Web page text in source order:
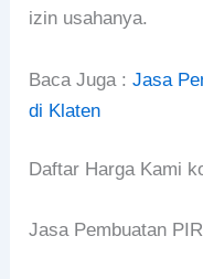
izin usahanya.
Baca Juga :Jasa
di Klaten
Daftar Harga Kami
Jasa Pembuatan